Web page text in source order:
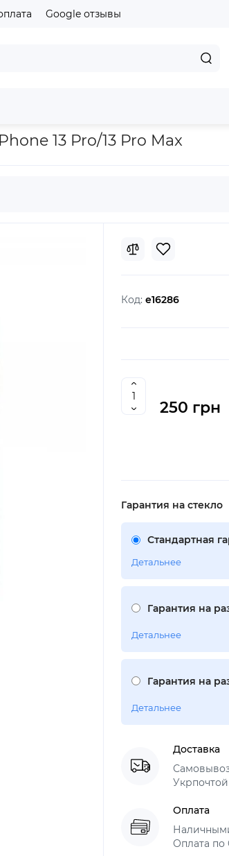
Google отзывы
13 Pro/13 Pro Max
Код: e16286
250 грн
Гарантия на стекло
Стандартная
Детальнее
Гарантия на
Детальнее
Гарантия на
Детальнее
Доставка
Укрпочтой
Оплата
Оплата по